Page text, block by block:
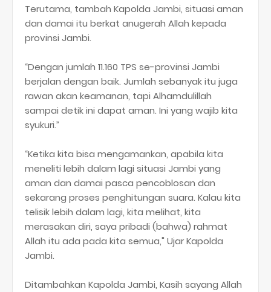
Terutama, tambah Kapolda Jambi, situasi aman
dan damai itu berkat anugerah Allah kepada
provinsi Jambi.
“Dengan jumlah 11.160 TPS se-provinsi Jambi
berjalan dengan baik. Jumlah sebanyak itu juga
rawan akan keamanan, tapi Alhamdulillah
sampai detik ini dapat aman. Ini yang wajib kita
syukuri.”
“Ketika kita bisa mengamankan, apabila kita
meneliti lebih dalam lagi situasi Jambi yang
aman dan damai pasca pencoblosan dan
sekarang proses penghitungan suara. Kalau kita
telisik lebih dalam lagi, kita melihat, kita
merasakan diri, saya pribadi (bahwa) rahmat
Allah itu ada pada kita semua," Ujar Kapolda
Jambi.
Ditambahkan Kapolda Jambi, Kasih sayang Allah